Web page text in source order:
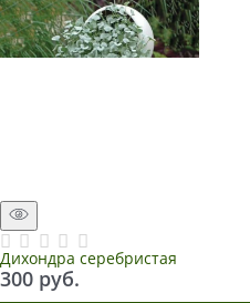
Дихондра серебристая
300 руб.